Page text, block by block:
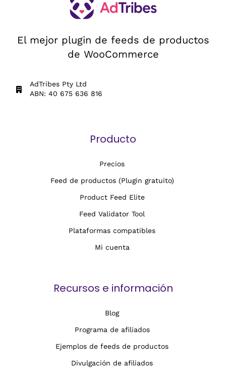
El mejor plugin de feeds de productos
de WooCommerce
AdTribes Pty Ltd
ABN: 40 675 636 816
Producto
Precios
Feed de productos (Plugin gratuito)
Product Feed Elite
Feed Validator Tool
Plataformas compatibles
Mi cuenta
Recursos e información
Blog
Programa de afiliados
Ejemplos de feeds de productos
Divulgación de afiliados